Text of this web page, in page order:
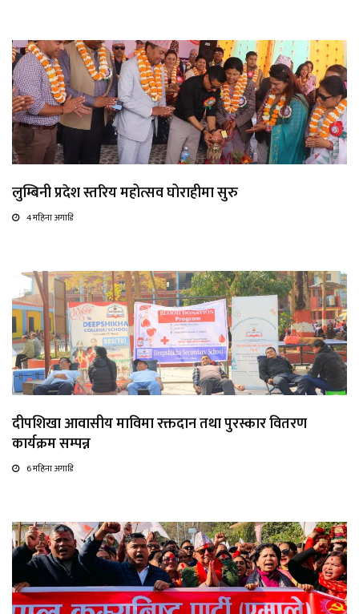
लुम्बिनी प्रदेश स्तरिय महोत्सव घोराहीमा सुरु
4 महिना अगाडि
दीपशिखा आवासीय माविमा रक्तदान तथा पुरस्कार वितरण
कार्यक्रम सम्पन्न
6 महिना अगाडि